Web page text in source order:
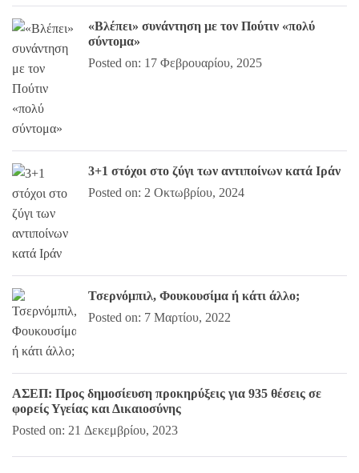
«Βλέπει» συνάντηση με τον Πούτιν «πολύ
σύντομα»
Posted on: 17 Φεβρουαρίου, 2025
3+1 στόχοι στο ζύγι των αντιποίνων κατά Ιράν
Posted on: 2 Οκτωβρίου, 2024
Τσερνόμπιλ, Φουκουσίμα ή κάτι άλλο;
Posted on: 7 Μαρτίου, 2022
ΑΣΕΠ: Προς δημοσίευση προκηρύξεις για 935 θέσεις σε
φορείς Υγείας και Δικαιοσύνης
Posted on: 21 Δεκεμβρίου, 2023